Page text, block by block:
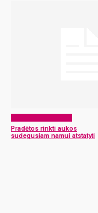
Pradėtos rinkti aukos
sudegusiam namui atstatyti